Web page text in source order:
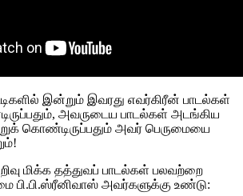
இன்றும் இவரது எவர்கிரீன் பாடல்கள்
அவருடைய பாடல்கள் அடங்கிய
கொண்டிருப்பதும் அவர் பெருமையை
மிக்க தத்துவப் பாடல்கள் பலவற்றை
பி.பி.ஸ்ரீனிவாஸ் அவர்களுக்கு உண்டு: